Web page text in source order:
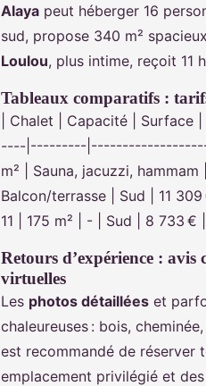
Alaya peut héberger 16
sud, propose 340 m²
Loulou, plus intime, reçoit 11
Tableaux comparatifs :
| Chalet | Capacité |
----|---------
m² | Sauna, jacuzzi,
Balcon/terrasse | Sud | 11
11 | 175 m² | - | Sud | 8 733 € |
Retours d’expérience : avis
virtuelles
Les photos détaillées et
chaleureuses : bois,
est recommandé de réserver
emplacement privilégié et